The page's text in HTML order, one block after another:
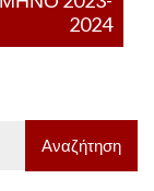
2024